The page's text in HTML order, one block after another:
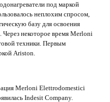
под маркой
неплохим спросом,
базу для освоения
Через некоторое время Merloni
техники. Первым
Ariston.
Merloni Elettrodomestici
Indesit Company.